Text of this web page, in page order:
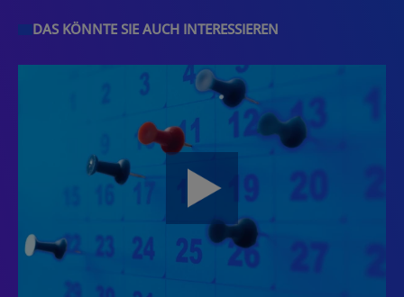
DAS KÖNNTE SIE AUCH INTERESSIEREN